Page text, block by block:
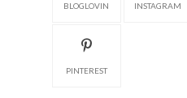
BLOGLOVIN INSTAGRAM
PINTEREST